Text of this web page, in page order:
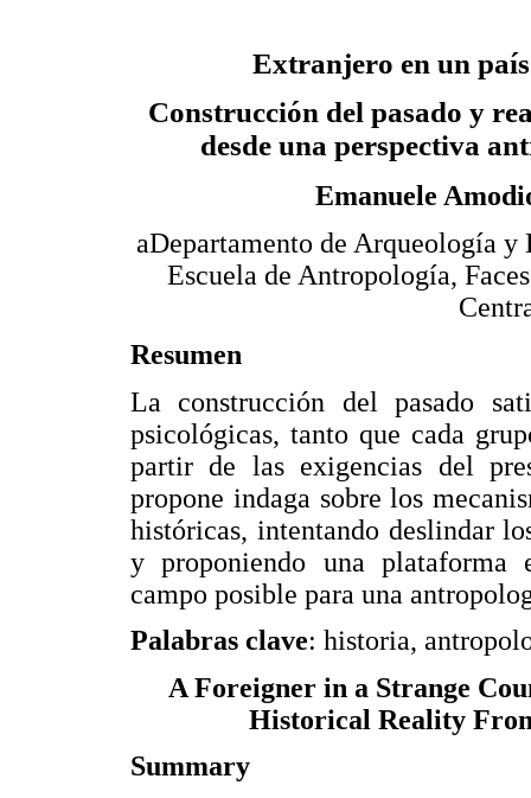
Extranjero en un
Construcción del pasado y
desde una perspectiva
Emanuele
aDepartamento de Arqueología y
Escuela de Antropología,
Resumen
La construcción del pasado
psicológicas, tanto que cada
partir de las exigencias del
propone indaga sobre los
históricas, intentando deslindar
y proponiendo una plataforma
campo posible para una
Palabras clave: historia,
A Foreigner in a Strange
Historical Reality
Summary